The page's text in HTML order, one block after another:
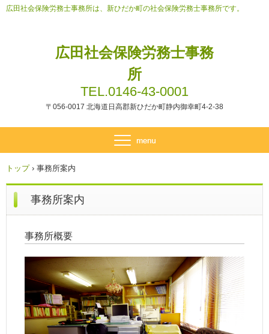
広田社会保険労務士事務
所
広田社会保険労務士事務所は、新ひだか町の社会保険労務士事務所です。
TEL.0146-43-0001
〒056-0017 北海道日高郡新ひだか町静内御幸町4-2-38
トップ › 事務所案内
事務所案内
事務所概要